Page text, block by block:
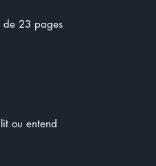
de 23 pages
ou entend